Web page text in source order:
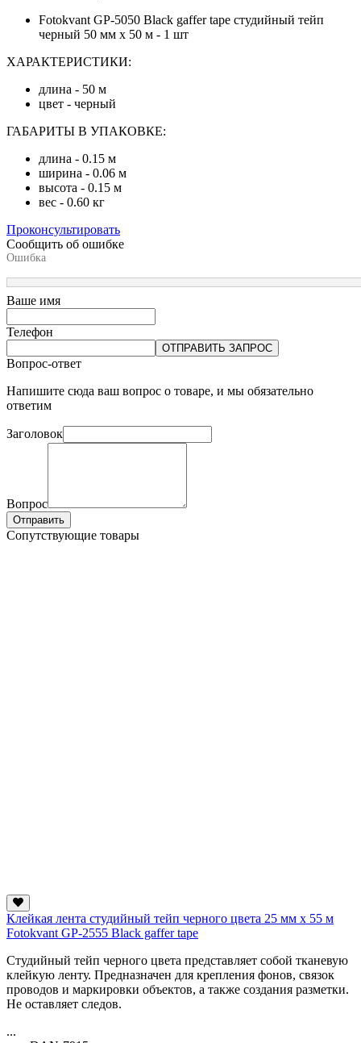
Fotokvant GP-5050 Black gaffer tape студийный тейп
черный 50 мм х 50 м - 1 шт
ХАРАКТЕРИСТИКИ:
длина - 50 м
цвет - черный
ГАБАРИТЫ В УПАКОВКЕ:
длина - 0.15 м
ширина - 0.06 м
высота - 0.15 м
вес - 0.60 кг
Проконсультировать
Сообщить об ошибке
Ошибка
Ваше имя
Телефон
ОТПРАВИТЬ ЗАПРОС
Вопрос-ответ
Напишите сюда ваш вопрос о товаре, и мы обязательно
ответим
Заголовок
Вопрос
Отправить
Сопутствующие товары
Клейкая лента студийный тейп черного цвета 25 мм х 55 м
Fotokvant GP-2555 Black gaffer tape
Студийный тейп черного цвета представляет собой тканевую
клейкую ленту. Предназначен для крепления фонов, связок
проводов и маркировки объектов, а также создания разметки.
Не оставляет следов.
...